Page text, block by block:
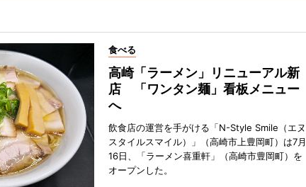
食べる
高崎「ラーメン」リニューアル新
店 「ワンタン麺」看板メニュー
へ
飲食店の運営を手がける「N-Style Smile（エヌ
スタイルスマイル）」（高崎市上豊岡町）は7月
16日、「ラーメン喜重軒」（高崎市豊岡町）を
オープンした。